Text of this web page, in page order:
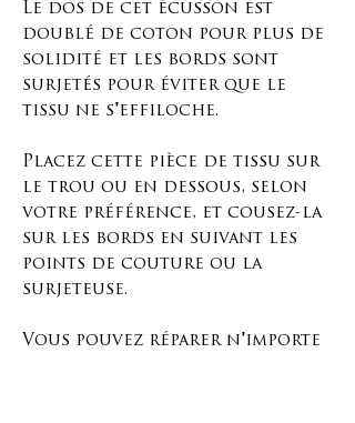
Le dos de cet écusson est
doublé de coton pour plus de
solidité et les bords sont
surjetés pour éviter que le
tissu ne s'effiloche.
Placez cette pièce de tissu sur
le trou ou en dessous, selon
votre préférence, et cousez-la
sur les bords en suivant les
points de couture ou la
surjeteuse.
Vous pouvez réparer n'importe